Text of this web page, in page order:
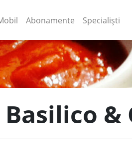
(current)
Abonamente Specialiști
&